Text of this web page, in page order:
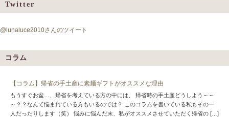
Twitter
@lunaluce2010さんのツイート
コラム
【コラム】帰省の手土産に素麺ギフトがオススメな理由
もうすぐお盆…、帰省を考えている方の中には、 帰省時の手土産どうしよう～～
～？？なんて悩まれている方もいるのでは？ このコラムを書いている私もその一
人だったりします（笑） 悩みに悩んだ末、私がオススメさせていただく帰省の […]